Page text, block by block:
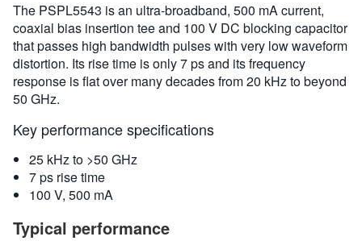
The PSPL5543 is an ultra-broadband, 500 mA current,
coaxial bias insertion tee and 100 V DC blocking capacitor
that passes high bandwidth pulses with very low waveform
distortion. Its rise time is only 7 ps and its frequency
response is flat over many decades from 20 kHz to beyond
50 GHz.
Key performance specifications
25 kHz to >50 GHz
7 ps rise time
100 V, 500 mA
Typical performance